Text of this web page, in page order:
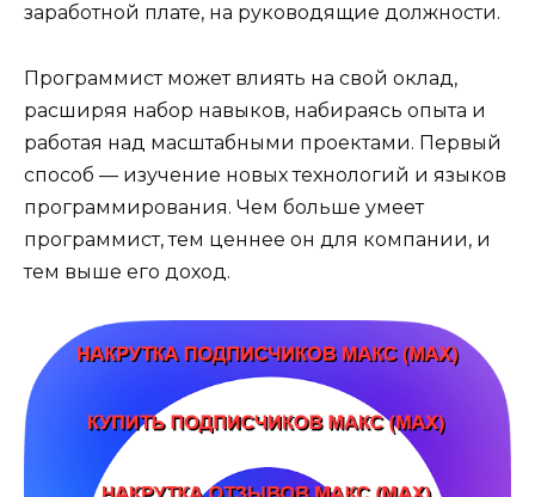
заработной плате, на руководящие должности.
Программист может влиять на свой оклад,
расширяя набор навыков, набираясь опыта и
работая над масштабными проектами. Первый
способ — изучение новых технологий и языков
программирования. Чем больше умеет
программист, тем ценнее он для компании, и
тем выше его доход.